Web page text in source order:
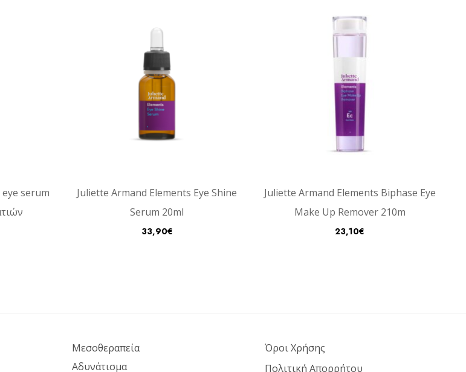
serum
Juliette Armand Elements Eye Shine
Serum 20ml
33,90€
Juliette Armand Elements Biphase Eye
Make Up Remover 210m
23,10€
Μεσοθεραπεία
Αδυνάτισμα
Όροι Χρήσης
Πολιτική Απορρήτου